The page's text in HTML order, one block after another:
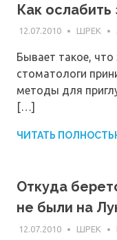
Как ослабить
12.07.2010 ШРЕК
Бывает такое,
стоматологи
методы для
[…]
ЧИТАТЬ
Откуда
не были на
12.07.2010 ШРЕК